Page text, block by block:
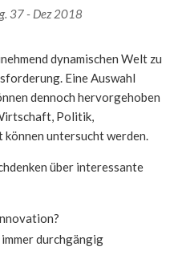
37 - Dez 2018
dynamischen Welt zu
Eine Auswahl
dennoch hervorgehoben
Politik,
untersucht werden.
über interessante
durchgängig